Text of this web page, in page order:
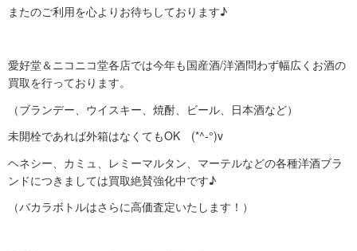
またのご利用を心よりお待ちしております♪
愛好堂＆ニコニコ堂各店では今年も国産酒/洋酒問わず幅広くお酒の
買取を行っております。
（ブランデー、ウイスキー、焼酎、ビール、日本酒など）
未開栓であれば外箱はなくてもOK (*^-°)v
ヘネシー、カミュ、レミーマルタン、マーテルなどの各種洋酒ブラ
ンドにつきましては買取絶賛強化中です♪
（バカラボトルはさらに高価査定いたします！）